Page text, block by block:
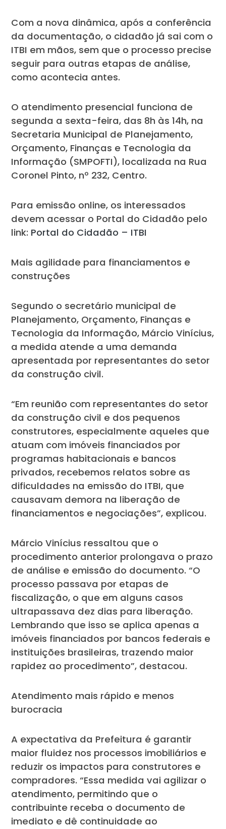
Com a nova dinâmica, após a conferência
da documentação, o cidadão já sai com o
ITBI em mãos, sem que o processo precise
seguir para outras etapas de análise,
como acontecia antes.
O atendimento presencial funciona de
segunda a sexta-feira, das 8h às 14h, na
Secretaria Municipal de Planejamento,
Orçamento, Finanças e Tecnologia da
Informação (SMPOFTI), localizada na Rua
Coronel Pinto, nº 232, Centro.
Para emissão online, os interessados
devem acessar o Portal do Cidadão pelo
link: Portal do Cidadão – ITBI
Mais agilidade para financiamentos e
construções
Segundo o secretário municipal de
Planejamento, Orçamento, Finanças e
Tecnologia da Informação, Márcio Vinícius,
a medida atende a uma demanda
apresentada por representantes do setor
da construção civil.
“Em reunião com representantes do setor
da construção civil e dos pequenos
construtores, especialmente aqueles que
atuam com imóveis financiados por
programas habitacionais e bancos
privados, recebemos relatos sobre as
dificuldades na emissão do ITBI, que
causavam demora na liberação de
financiamentos e negociações”, explicou.
Márcio Vinícius ressaltou que o
procedimento anterior prolongava o prazo
de análise e emissão do documento. “O
processo passava por etapas de
fiscalização, o que em alguns casos
ultrapassava dez dias para liberação.
Lembrando que isso se aplica apenas a
imóveis financiados por bancos federais e
instituições brasileiras, trazendo maior
rapidez ao procedimento”, destacou.
Atendimento mais rápido e menos
burocracia
A expectativa da Prefeitura é garantir
maior fluidez nos processos imobiliários e
reduzir os impactos para construtores e
compradores. “Essa medida vai agilizar o
atendimento, permitindo que o
contribuinte receba o documento de
imediato e dê continuidade ao